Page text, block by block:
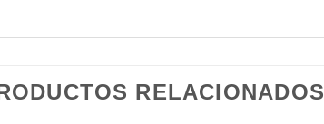
RELACIONADOS